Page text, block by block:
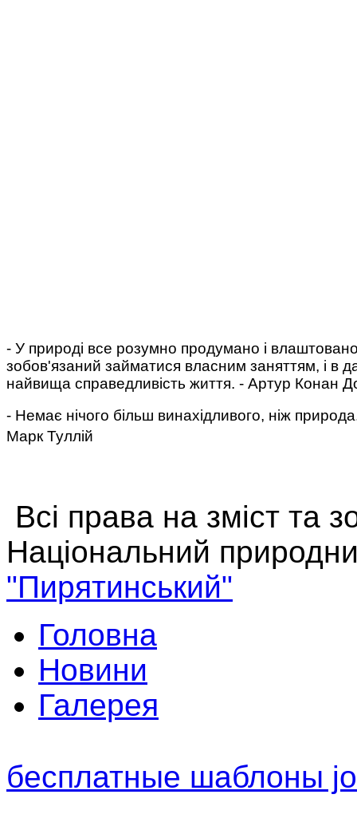
- У природі все розумно продумано і
зобов'язаний займатися власним заняттям, і в
найвища справедливість життя. - Артур Конан
- Немає нічого більш винахідливого, ніж
Марк Туллій
Всі права на зміст та
Національний
"Пирятинський"
Головна
Новини
Галерея
бесплатные шаблоны